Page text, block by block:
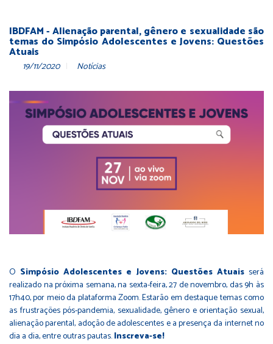
IBDFAM - Alienação parental, gênero e sexualidade são
temas do Simpósio Adolescentes e Jovens: Questões
Atuais
19/11/2020 Notícias
O Simpósio Adolescentes e Jovens: Questões Atuaisserá
realizado na próxima semana, na sexta-feira, 27 de novembro, das 9h às
17h40, por meio da plataforma Zoom. Estarão em destaque temas como
as frustrações pós-pandemia, sexualidade, gênero e orientação sexual,
alienação parental, adoção de adolescentes e a presença da internet no
dia a dia, entre outras pautas.Inscreva-se!